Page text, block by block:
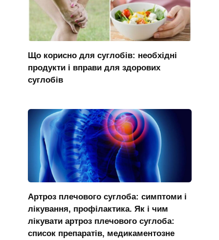
Що корисно для суглобів: необхідні
продукти і вправи для здорових
суглобів
Артроз плечового суглоба: симптоми і
лікування, профілактика. Як і чим
лікувати артроз плечового суглоба:
список препаратів, медикаментозне